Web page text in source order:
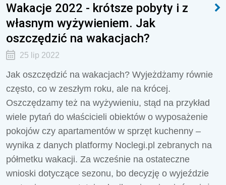
Wakacje 2022 - krótsze pobyty i z
własnym wyżywieniem. Jak
oszczędzić na wakacjach?
25 lip 2022
Jak oszczędzić na wakacjach? Wyjeżdżamy równie
często, co w zeszłym roku, ale na krócej.
Oszczędzamy też na wyżywieniu, stąd na przykład
wiele pytań do właścicieli obiektów o wyposażenie
pokojów czy apartamentów w sprzęt kuchenny –
wynika z danych platformy Noclegi.pl zebranych na
półmetku wakacji. Za wcześnie na ostateczne
wnioski dotyczące sezonu, bo decyzję o wyjeździe